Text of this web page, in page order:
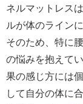
ネルマットレス
ルが体のライン
そのため、特に
の悩みを抱えて
果の感じ方には
して自分の体に